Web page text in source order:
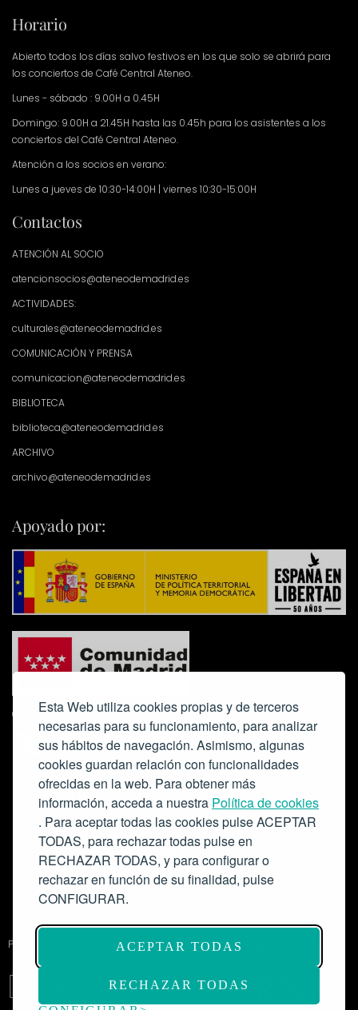
Esta Web utiliza cookies propias y de terceros
necesarias para su funcionamiento, para analizar
sus hábitos de navegación. Asimismo, algunas
cookies guardan relación con funcionalidades
ofrecidas en la web. Para obtener más
información, acceda a nuestra Política de cookies
. Para aceptar todas las cookies pulse ACEPTAR
TODAS, para rechazar todas pulse en
RECHAZAR TODAS, y para configurar o
rechazar en función de su finalidad, pulse
CONFIGURAR.
ACEPTAR TODAS
RECHAZAR TODAS
Horario
Abierto todos los días salvo festivos en los que solo se abrirá para
los conciertos de Café Central Ateneo.
Lunes - sábado : 9.00H a 0.45H
Domingo: 9.00H a 21.45H hasta las 0.45h para los asistentes a los
conciertos del Café Central Ateneo.
Atención a los socios en verano:
Lunes a jueves de 10:30-14:00H | viernes 10:30-15:00H
Contactos
ATENCIÓN AL SOCIO
atencionsocios@ateneodemadrid.es
ACTIVIDADES:
culturales@ateneodemadrid.es
COMUNICACIÓN Y PRENSA
comunicacion@ateneodemadrid.es
BIBLIOTECA
biblioteca@ateneodemadrid.es
ARCHIVO
archivo@ateneodemadrid.es
Apoyado por:
Colabora:
Proyecto de modernización de infraestructuras y digitalización del
Salón de Actos del Ateneo de Madrid como espacio escénico-musical.
Subvención: 175.000€